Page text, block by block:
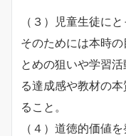
（３）児童生徒に
そのためには本時
とめの狙いや学習
る達成感や教材の
ること。
（４）道徳的価値